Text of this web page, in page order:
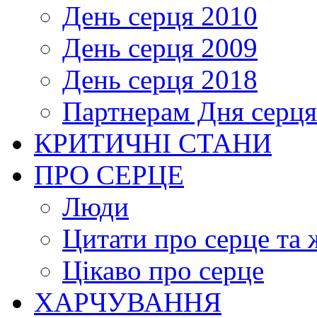
День серця 2010
День серця 2009
День серця 2018
Партнерам Дня серця
КРИТИЧНІ СТАНИ
ПРО СЕРЦЕ
Люди
Цитати про серце та
Цікаво про серце
ХАРЧУВАННЯ